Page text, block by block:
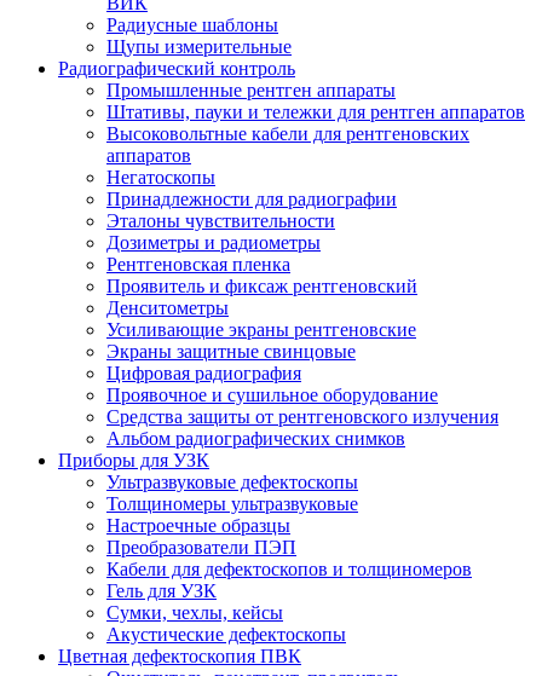
Радиусные шаблоны
Щупы измерительные
Радиографический контроль
Промышленные рентген аппараты
Штативы, пауки и тележки для рентген аппаратов
Высоковольтные кабели для рентгеновских
аппаратов
Негатоскопы
Принадлежности для радиографии
Эталоны чувствительности
Дозиметры и радиометры
Рентгеновская пленка
Проявитель и фиксаж рентгеновский
Денситометры
Усиливающие экраны рентгеновские
Экраны защитные свинцовые
Цифровая радиография
Проявочное и сушильное оборудование
Средства защиты от рентгеновского излучения
Альбом радиографических снимков
Приборы для УЗК
Ультразвуковые дефектоскопы
Толщиномеры ультразвуковые
Настроечные образцы
Преобразователи ПЭП
Кабели для дефектоскопов и толщиномеров
Гель для УЗК
Сумки, чехлы, кейсы
Акустические дефектоскопы
Цветная дефектоскопия ПВК